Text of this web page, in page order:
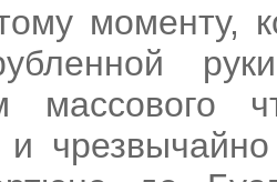
моменту,
и